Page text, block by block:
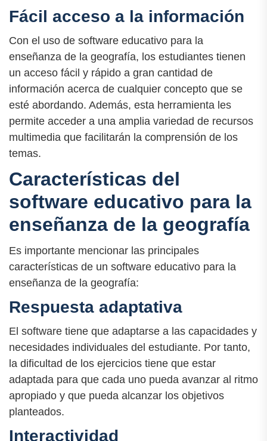
Fácil acceso a la información
Con el uso de software educativo para la
enseñanza de la geografía, los estudiantes tienen
un acceso fácil y rápido a gran cantidad de
información acerca de cualquier concepto que se
esté abordando. Además, esta herramienta les
permite acceder a una amplia variedad de recursos
multimedia que facilitarán la comprensión de los
temas.
Características del
software educativo para la
enseñanza de la geografía
Es importante mencionar las principales
características de un software educativo para la
enseñanza de la geografía:
Respuesta adaptativa
El software tiene que adaptarse a las capacidades y
necesidades individuales del estudiante. Por tanto,
la dificultad de los ejercicios tiene que estar
adaptada para que cada uno pueda avanzar al ritmo
apropiado y que pueda alcanzar los objetivos
planteados.
Interactividad